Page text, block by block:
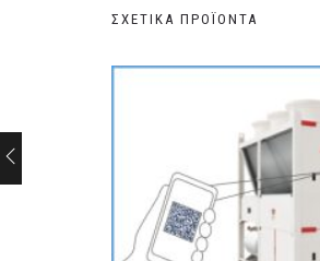
ΣΧΕΤΙΚΆ ΠΡΟΪΌΝΤΑ